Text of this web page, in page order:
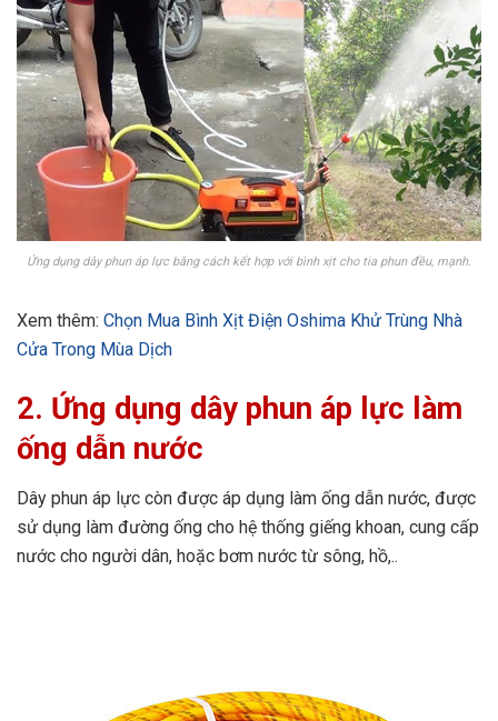
Ứng dụng dây phun áp lực bằng cách kết hợp với bình xịt cho tia phun đều, mạnh.
Xem thêm: Chọn Mua Bình Xịt Điện Oshima Khử Trùng Nhà
Cửa Trong Mùa Dịch
2. Ứng dụng dây phun áp lực làm
ống dẫn nước
Dây phun áp lực còn được áp dụng làm ống dẫn nước, được
sử dụng làm đường ống cho hệ thống giếng khoan, cung cấp
nước cho người dân, hoặc bơm nước từ sông, hồ,..